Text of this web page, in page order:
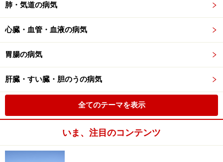
肺・気道の病気
心臓・血管・血液の病気
胃腸の病気
肝臓・すい臓・胆のうの病気
全てのテーマを表示
いま、注目のコンテンツ